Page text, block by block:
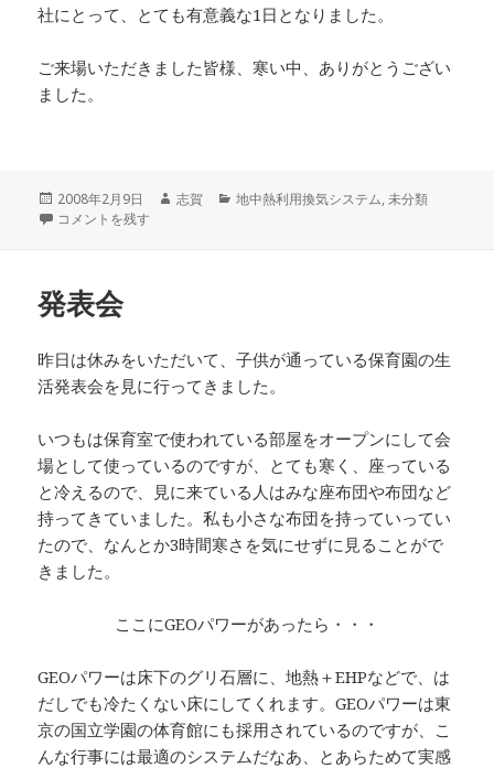
社にとって、とても有意義な1日となりました。
ご来場いただきました皆様、寒い中、ありがとうござい
ました。
投
稿
2008年2月9日
作
志賀
カ
地中熱利用換気システム,未分類
視察旅行 に
コメントを残す
発表会
昨日は休みをいただいて、子供が通っている保育園の生
活発表会を見に行ってきました。
いつもは保育室で使われている部屋をオープンにして会
場として使っているのですが、とても寒く、座っている
と冷えるので、見に来ている人はみな座布団や布団など
持ってきていました。私も小さな布団を持っていってい
たので、なんとか3時間寒さを気にせずに見ることがで
きました。
ここにGEOパワーがあったら・・・
GEOパワーは床下のグリ石層に、地熱＋EHPなどで、は
だしでも冷たくない床にしてくれます。GEOパワーは東
京の国立学園の体育館にも採用されているのですが、こ
んな行事には最適のシステムだなあ、とあらためて実感